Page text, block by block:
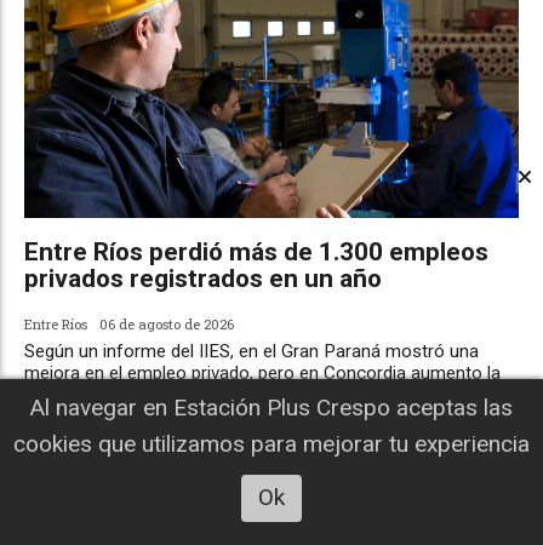
Entre Ríos perdió más de 1.300 empleos
privados registrados en un año
Entre Ríos 06 de agosto de 2026
Según un informe del IIES, en el Gran Paraná mostró una
mejora en el empleo privado, pero en Concordia aumento la
desocupación.
Al navegar en Estación Plus Crespo aceptas las
cookies que utilizamos para mejorar tu experiencia
Ok